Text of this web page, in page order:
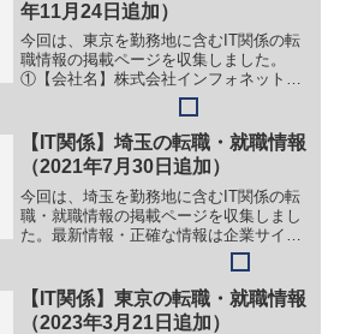
年11月24日追加）
今回は、東京を勤務地に含むIT関係の転
職情報の掲載ページを収集しました。
①【会社名】株式会社インフォネット
【職務】（１）WEBディレクター（２）
ネットワークエンジニア（３）PMディレ
クター(WEB)（４）WEBプログラマー
（５）システムエン...
【IT関係】埼玉の転職・就職情報
（2021年7月30日追加）
今回は、埼玉を勤務地に含むIT関係の転
職・就職情報の掲載ページを収集しまし
た。最新情報・正確な情報は企業サイト
でご確認ください。①【会社名】株式会
社B・P・S【職務】（１）システムエン
ジニア（２）プログラマー（３）インフ
ラ系エンジニア【勤務...
【IT関係】東京の転職・就職情報
（2023年3月21日追加）